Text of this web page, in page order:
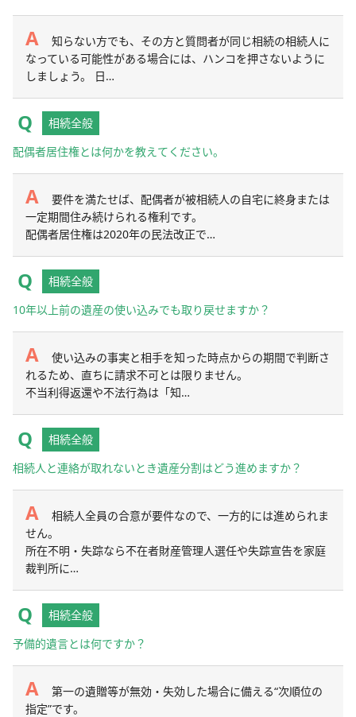
知らない方でも、その方と質問者が同じ相続の相続人に
なっている可能性がある場合には、ハンコを押さないように
しましょう。 日…
相続全般
配偶者居住権とは何かを教えてください。
要件を満たせば、配偶者が被相続人の自宅に終身または
一定期間住み続けられる権利です。
配偶者居住権は2020年の民法改正で…
相続全般
10年以上前の遺産の使い込みでも取り戻せますか？
使い込みの事実と相手を知った時点からの期間で判断さ
れるため、直ちに請求不可とは限りません。
不当利得返還や不法行為は「知…
相続全般
相続人と連絡が取れないとき遺産分割はどう進めますか？
相続人全員の合意が要件なので、一方的には進められま
せん。
所在不明・失踪なら不在者財産管理人選任や失踪宣告を家庭
裁判所に…
相続全般
予備的遺言とは何ですか？
第一の遺贈等が無効・失効した場合に備える“次順位の
指定”です。